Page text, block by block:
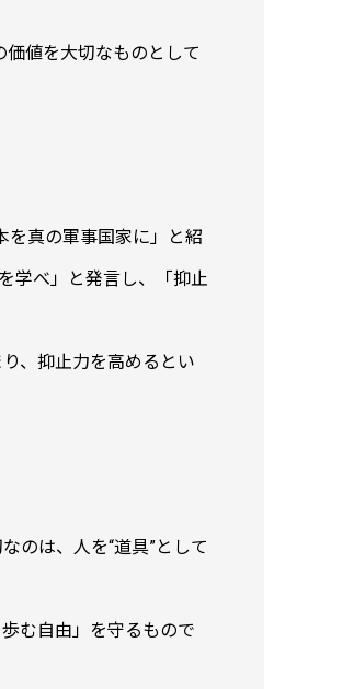
値を大切なものとして
を真の軍事国家に」と紹
学べ」と発言し、「抑止
、抑止力を高めるとい
のは、人を“道具”として
む自由」を守るもので